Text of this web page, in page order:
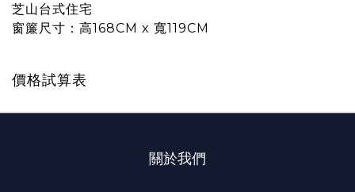
芝山台式住宅
窗簾尺寸：高168CM x 寬119CM
價格試算表
關於我們